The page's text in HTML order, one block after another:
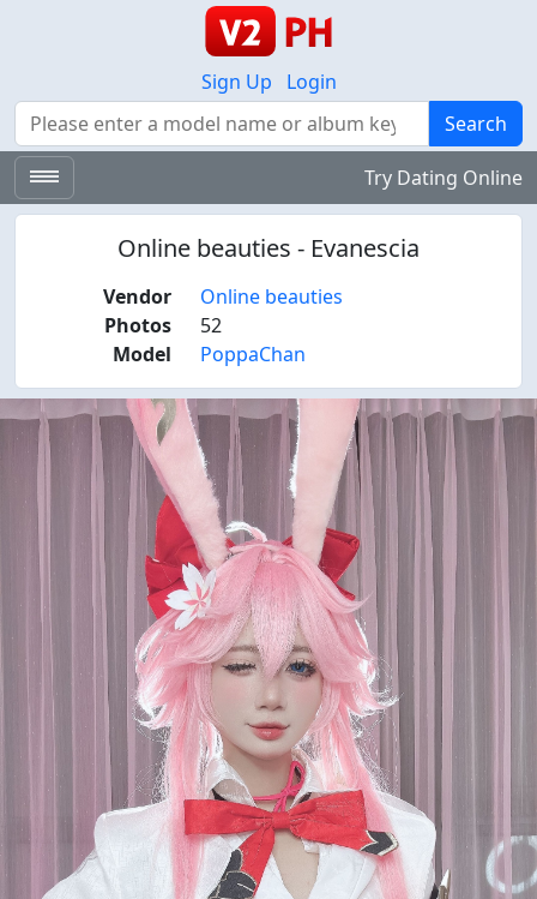
Sign Up
Login
Search
Search
Try Dating Online
Online beauties - Evanescia
Vendor
Online beauties
Photos
52
Model
PoppaChan